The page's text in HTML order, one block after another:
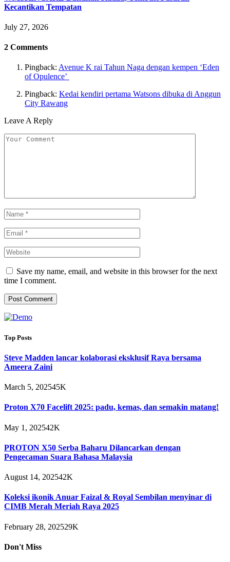
Kecantikan Tempatan
July 27, 2026
2 Comments
Pingback: Avenue K rai Tahun Naga dengan kempen ‘Eden
of Opulence’
Pingback: Kedai kendiri pertama Watsons dibuka di Anggun
City Rawang
Leave A Reply
Save my name, email, and website in this browser for the next
time I comment.
Top Posts
Steve Madden lancar kolaborasi eksklusif Raya bersama
Ameera Zaini
March 5, 202545K
Proton X70 Facelift 2025: padu, kemas, dan semakin matang!
May 1, 202542K
PROTON X50 Serba Baharu Dilancarkan dengan
Pengecaman Suara Bahasa Malaysia
August 14, 202542K
Koleksi ikonik Anuar Faizal & Royal Sembilan menyinar di
CIMB Merah Meriah Raya 2025
February 28, 202529K
Don't Miss